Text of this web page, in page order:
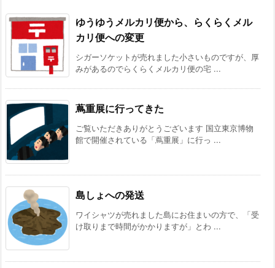
ゆうゆうメルカリ便から、らくらくメル
カリ便への変更
シガーソケットが売れました小さいものですが、厚
みがあるのでらくらくメルカリ便の宅 ...
蔦重展に行ってきた
ご覧いただきありがとうございます 国立東京博物
館で開催されている「蔦重展」に行っ ...
島しょへの発送
ワイシャツが売れました島にお住まいの方で、「受
け取りまで時間がかかりますが」とわ ...